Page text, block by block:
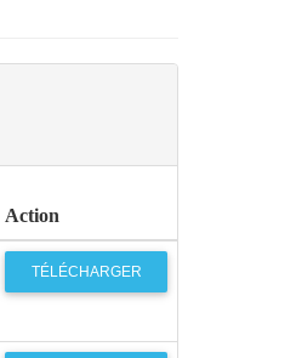
Action
TÉLÉCHARGER